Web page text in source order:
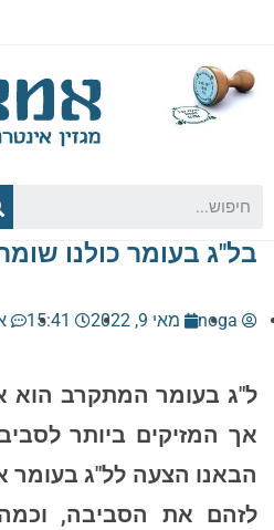
בל"ג בעומר כולנו
noga מאי 9, 2022 15:41
ל"ג בעומר המתקרב הוא
אך המזיקים ביותר
הבאנו הצעה לל"ג בעומר
לזהם את הסביבה, וכמה